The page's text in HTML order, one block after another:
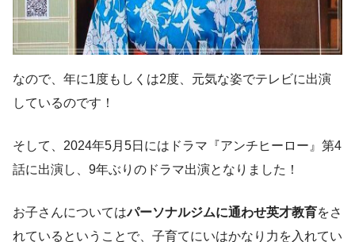
なので、年に1度もしくは2度、元気な姿でテレビに出演
しているのです！
そして、2024年5月5日にはドラマ『アンチヒーロー』第4
話に出演し、9年ぶりのドラマ出演となりました！
お子さんについてはパーソナルジムに通わせ英才教育をさ
れているということで、子育てにいはかなり力を入れてい